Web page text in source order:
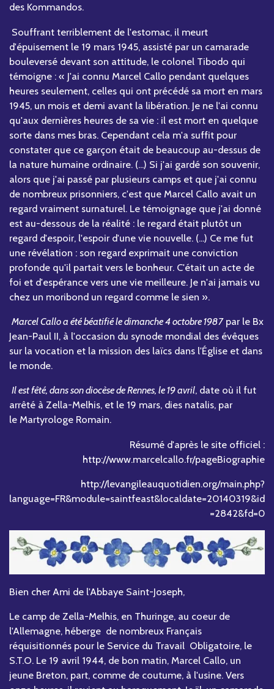
des Kommandos.
Souffrant terriblement de l'estomac, il meurt
d'épuisement le 19 mars 1945, assisté par un camarade
bouleversé devant son attitude, le colonel Tibodo qui
témoigne : « J'ai connu Marcel Callo pendant quelques
heures seulement, celles qui ont précédé sa mort en mars
1945, un mois et demi avant la libération. Je ne l'ai connu
qu'aux dernières heures de sa vie : il est mort en quelque
sorte dans mes bras. Cependant cela m'a suffit pour
constater que ce garçon était de beaucoup au-dessus de
la nature humaine ordinaire. (...) Si j'ai gardé son souvenir,
alors que j'ai passé par plusieurs camps et que j'ai connu
de nombreux prisonniers, c'est que Marcel Callo avait un
regard vraiment surnaturel. Le témoignage que j'ai donné
est au-dessous de la réalité : le regard était plutôt un
regard d'espoir, l'espoir d'une vie nouvelle. (...) Ce me fut
une révélation : son regard exprimait une conviction
profonde qu'il partait vers le bonheur. C'était un acte de
foi et d'espérance vers une vie meilleure. Je n'ai jamais vu
chez un moribond un regard comme le sien ».
Marcel Callo a été béatifié le dimanche 4 octobre 1987par le Bx
Jean-Paul II, à l'occasion du synode mondial des évêques
sur la vocation et la mission des laïcs dans l'Église et dans
le monde.
Il est fêté, dans son diocèse de Rennes, le 19 avril, date où il fut
arrêté à Zella-Melhis, et le 19 mars, dies natalis, par
le Martyrologe Romain.
Résumé d'après le site officiel :
http://www.marcelcallo.fr/pageBiographie
http://levangileauquotidien.org/main.php?
language=FR&module=saintfeast&localdate=20140319&id
=2842&fd=0
Bien cher Ami de l'Abbaye Saint-Joseph,
Le camp de Zella-Melhis, en Thuringe, au coeur de
l'Allemagne, héberge de nombreux Français
réquisitionnés pour le Service du Travail Obligatoire, le
S.T.O. Le 19 avril 1944, de bon matin, Marcel Callo, un
jeune Breton, part, comme de coutume, à l'usine. Vers